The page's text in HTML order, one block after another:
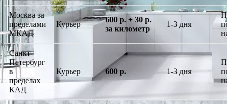
Москва за
пределами
МКАД
Курьер
600 р. + 30 р.
за километр
1-3 дня
Санкт-
Петербург
в
пределах
КАД
Курьер 600 р. 1-3 дня